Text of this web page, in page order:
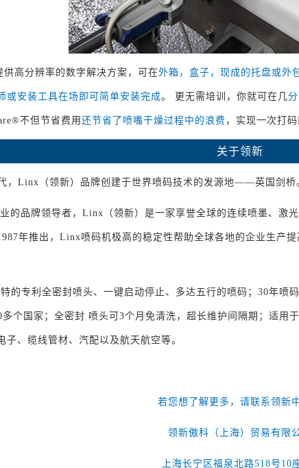
供高分辨率的数字解决方案，可在外箱，盒子，现成的托盘或外
或安装工具在场即可简单安装完成。 更无需培训，你就可在几
不但节省费用 还节省了喷嘴干燥过程中的浪费 ，实现一次打码
关于领新
代，Linx（领新）品牌创建于世界喷码技术的发源地——英国剑桥
的品牌领导者，Linx（领新）是一家享誉全球的连续喷墨、激
年推出，Linx喷码机极高的稳定性帮助全球各地的企业生产
的专利全密封喷头、一键启动停止、多达五行的喷码；30年喷
多个国家；全密封 喷头可3个月免清洗，超长维护间隔期；适用
子、缆线管材、汽配以及航天航空等。
若您想了解更多，请联系领新
领新傲科（上海）贸易有限
上海长宁区福泉北路518号10